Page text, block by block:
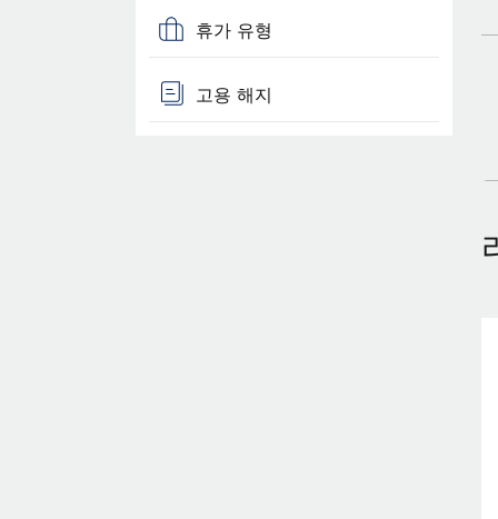
휴가 유형
고용 해지